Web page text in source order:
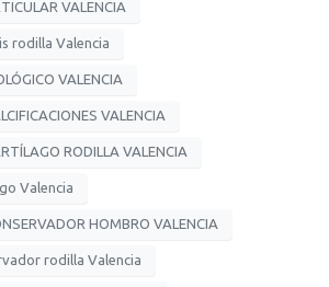
VALENCIA
rodilla Valencia
VALENCIA
VALENCIA
RODILLA VALENCIA
Valencia
HOMBRO VALENCIA
rodilla Valencia